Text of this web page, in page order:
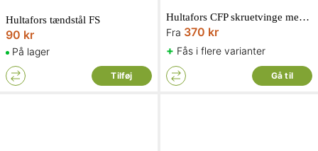
Hultafors tændstål FS
90 kr
På lager
Tilføj
Hultafors CFP skruetvinge med pivothåndtag
Fra 370 kr
+ Fås i flere varianter
Gå til